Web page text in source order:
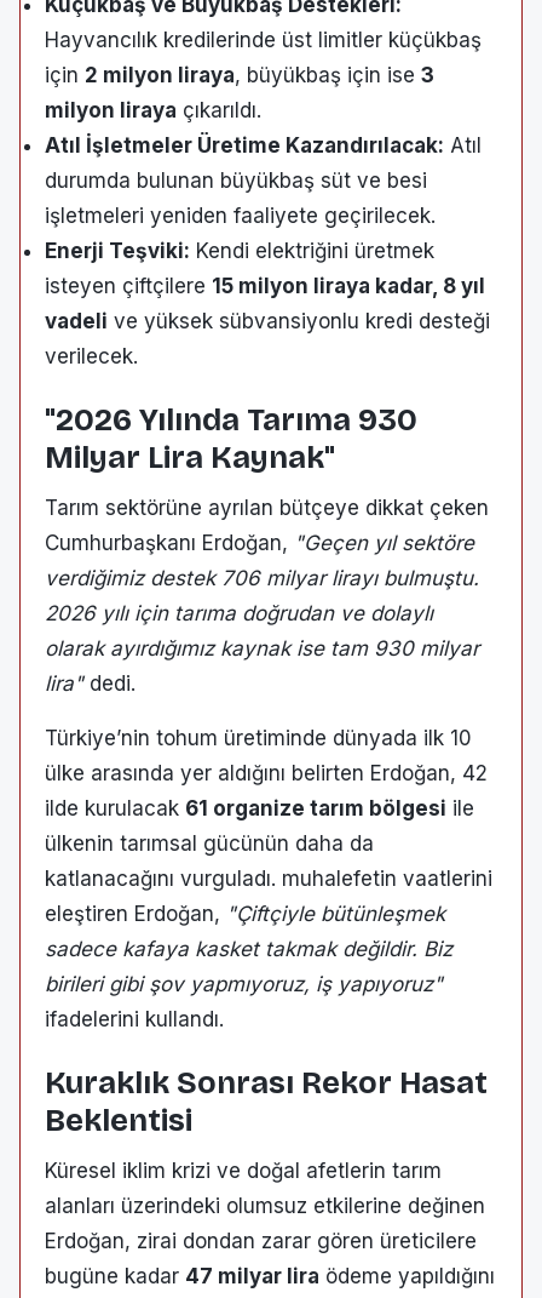
Küçükbaş ve Büyükbaş Destekleri:
Hayvancılık kredilerinde üst limitler küçükbaş
için 2 milyon liraya, büyükbaş için ise 3
milyon liraya çıkarıldı.
Atıl İşletmeler Üretime Kazandırılacak: Atıl
durumda bulunan büyükbaş süt ve besi
işletmeleri yeniden faaliyete geçirilecek.
Enerji Teşviki: Kendi elektriğini üretmek
isteyen çiftçilere 15 milyon liraya kadar, 8 yıl
vadeli ve yüksek sübvansiyonlu kredi desteği
verilecek.
"2026 Yılında Tarıma 930
Milyar Lira Kaynak"
Tarım sektörüne ayrılan bütçeye dikkat çeken
Cumhurbaşkanı Erdoğan, "Geçen yıl sektöre
verdiğimiz destek 706 milyar lirayı bulmuştu.
2026 yılı için tarıma doğrudan ve dolaylı
olarak ayırdığımız kaynak ise tam 930 milyar
lira"dedi.
Türkiye’nin tohum üretiminde dünyada ilk 10
ülke arasında yer aldığını belirten Erdoğan, 42
ilde kurulacak 61 organize tarım bölgesi ile
ülkenin tarımsal gücünün daha da
katlanacağını vurguladı. muhalefetin vaatlerini
eleştiren Erdoğan, "Çiftçiyle bütünleşmek
sadece kafaya kasket takmak değildir. Biz
birileri gibi şov yapmıyoruz, iş yapıyoruz"
ifadelerini kullandı.
Kuraklık Sonrası Rekor Hasat
Beklentisi
Küresel iklim krizi ve doğal afetlerin tarım
alanları üzerindeki olumsuz etkilerine değinen
Erdoğan, zirai dondan zarar gören üreticilere
bugüne kadar 47 milyar lira ödeme yapıldığını